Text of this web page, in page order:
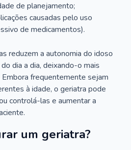
de planejamento;
causadas pelo uso
de medicamentos).
reduzem a autonomia do idoso
dia a dia, deixando-o mais
frequentemente sejam
à idade, o geriatra pode
controlá-las e aumentar a
um geriatra?